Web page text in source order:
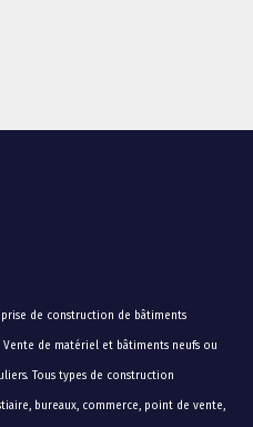
de construction de bâtiments
Vente de matériel et bâtiments neufs ou
Tous types de construction
bureaux, commerce, point de vente,